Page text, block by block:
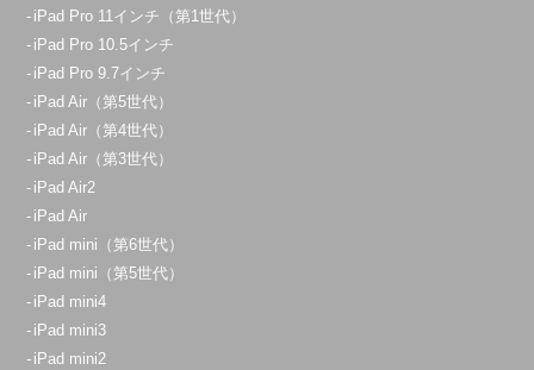
年中無休
070-1271-7186
アクセス
大宮店
11:00～20:00
定休日：
不定休
070-9090-1621
iPad Pro 11インチ（第1世代）
iPad Pro 10.5インチ
iPad Pro 9.7インチ
iPad Air（第5世代）
iPad Air（第4世代）
iPad Air（第3世代）
iPad Air2
iPad Air
iPad mini（第6世代）
iPad mini（第5世代）
iPad mini4
iPad mini3
iPad mini2